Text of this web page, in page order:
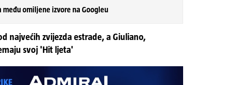
među omiljene izvore na Googleu
najvećih zvijezda estrade, a Giuliano,
svoj 'Hit ljeta'